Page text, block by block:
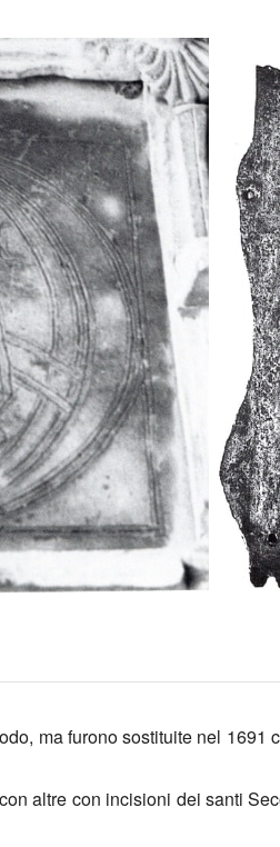
ma furono sostituite nel
altre con incisioni dei santi